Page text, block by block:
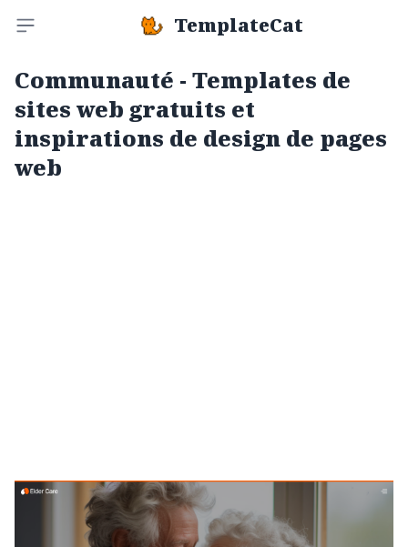
Toggle sidebar TemplateCat
Communauté - Templates de
sites web gratuits et
inspirations de design de pages
web
$120+